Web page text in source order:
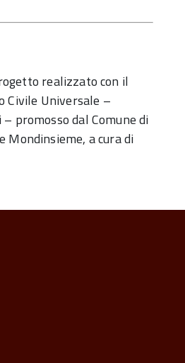
realizzato con il
Civile Universale –
promosso dal Comune di
Mondinsieme, a cura di